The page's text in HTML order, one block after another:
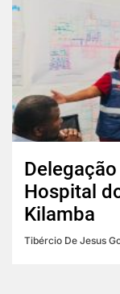
Hospital
Kilamba
Tibércio De Jesus